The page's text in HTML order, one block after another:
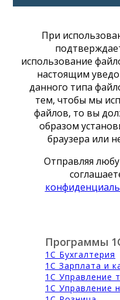
При
использование
настоящим
данного типа
тем, чтобы мы
файлов, то вы
образом
браузера или
Отправляя
Программы
1С Бухгалтерия
1С Зарплата и
1С Управление
1С Управление